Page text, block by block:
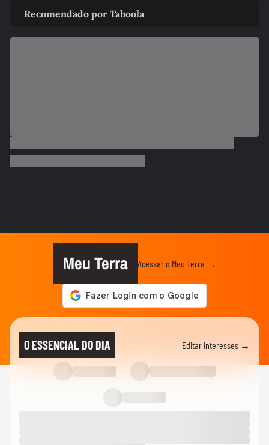
e causam polêmica no...
SALA DE TV
'treta' entre os jurados
Sala VIP destaca participantes do BBB 26,
o reality show de...
Record errou em não amparar Duda em
casos de machismo? Sala de TV...
Dudu e Saory vão manter o romance fora
de 'A Fazenda'? Caíque...
Recomendado por Taboola
Meu Terra Acessar o Meu Terra →
O ESSENCIAL DO DIA Editar interesses →